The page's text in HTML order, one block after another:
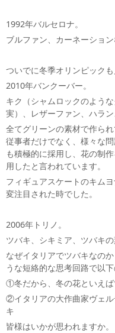
1992年バルセロナ。
ブルファン、カーネーション
ついでに冬季オリンピックも
2010年バンクーバー。
キク（シャムロックのよう
実）、レザーファン、ハラ
全てグリーンの素材で作ら
従事者だけでなく、様々な
も積極的に採用し、花の制
用したと言われています。
フィギュアスケートのキム
変注目された時でした。
2006年トリノ。
ツバキ、シキミア、ツバキ
なぜイタリアでツバキなの
うな短絡的な思考回路で以
①冬だから、冬の花といえば
②イタリアの大作曲家ヴェ
キ
皆様はいかが思われますか。